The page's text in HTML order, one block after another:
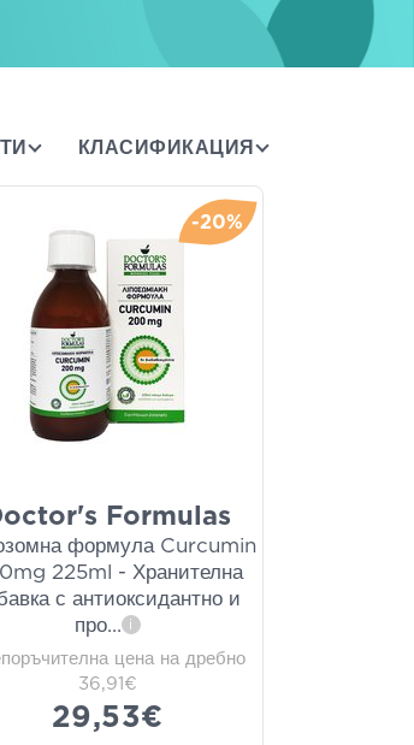
КЛАСИФИКАЦИЯ
-20%
Formulas
формула Curcumin
225ml - Хранителна
с антиоксидантно и
про... i
цена на дребно
36,91€
29,53€